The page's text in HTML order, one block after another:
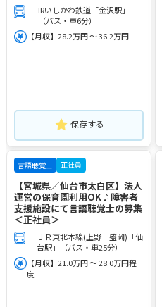
IRいしかわ鉄道「金沢駅」
（バス・車6分）
【月収】28.2万円 ～ 36.2万円
保存する
言語聴覚士 正社員
【宮城県／仙台市太白区】法人
運営の保育園利用OK♪障害者
支援施設にて言語聴覚士の募集
＜正社員＞
ＪＲ東北本線(上野－盛岡)「仙
台駅」（バス・車25分）
【月収】21.0万円 ～ 28.0万円程
度